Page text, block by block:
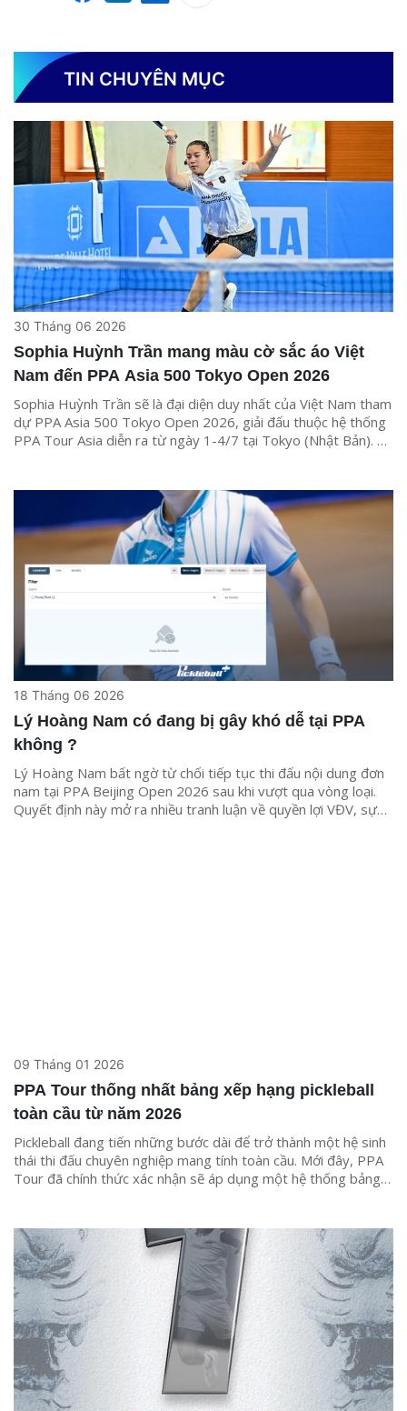
TIN CHUYÊN MỤC
30 Tháng 06 2026
Sophia Huỳnh Trần mang màu cờ sắc áo Việt
Nam đến PPA Asia 500 Tokyo Open 2026
Sophia Huỳnh Trần sẽ là đại diện duy nhất của Việt Nam tham
dự PPA Asia 500 Tokyo Open 2026, giải đấu thuộc hệ thống
PPA Tour Asia diễn ra từ ngày 1-4/7 tại Tokyo (Nhật Bản). Sự
một trong những sân chơi hàng đầu khu vực.
18 Tháng 06 2026
Lý Hoàng Nam có đang bị gây khó dễ tại PPA
không ?
Lý Hoàng Nam bất ngờ từ chối tiếp tục thi đấu nội dung đơn
nam tại PPA Beijing Open 2026 sau khi vượt qua vòng loại.
Quyết định này mở ra nhiều tranh luận về quyền lợi VĐV, sự
09 Tháng 01 2026
PPA Tour thống nhất bảng xếp hạng pickleball
toàn cầu từ năm 2026
Pickleball đang tiến những bước dài để trở thành một hệ sinh
thái thi đấu chuyên nghiệp mang tính toàn cầu. Mới đây, PPA
Tour đã chính thức xác nhận sẽ áp dụng một hệ thống bảng
các tay vợt hàng đầu mà còn với tương lai phát triển của
pickleball chuyên nghiệp ở nhiều khu vực, đặc biệt là châu Á.